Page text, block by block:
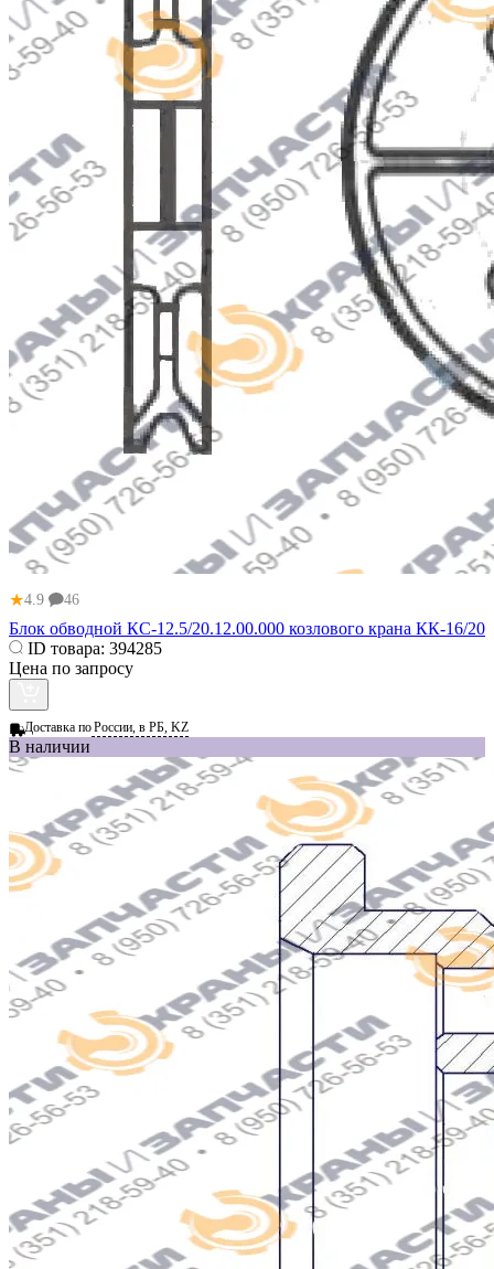
★4.9 46
Блок обводной КС-12.5/20.12.00.000 козлового крана КК-16/20
ID товара: 394285
Цена по запросу
Доставка поРоссии, в РБ, KZ
В наличии